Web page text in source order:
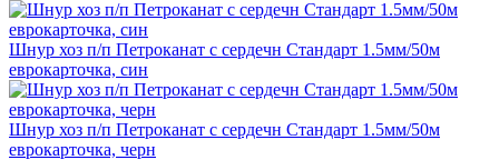
Шнур хоз п/п Петроканат с сердечн Стандарт 1.5мм/50м
еврокарточка, син
Шнур хоз п/п Петроканат с сердечн Стандарт 1.5мм/50м
еврокарточка, черн